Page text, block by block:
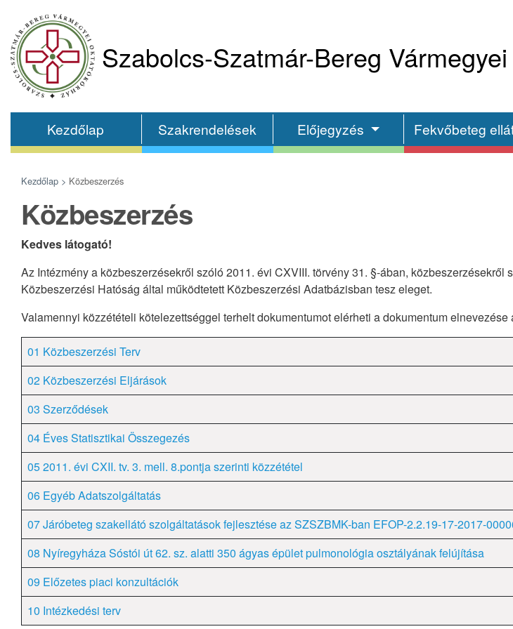
Szabolcs-Szatmár-Bereg
Kezdőlap Szakrendelések Előjegyzés Fekvőbeteg
Kezdőlap > Közbeszerzés
Közbeszerzés
Kedves látogató!
Az Intézmény a közbeszerzésekről szóló 2011. évi CXVIII. törvény 31. §-ában,
Közbeszerzési Hatóság által működtetett Közbeszerzési Adatbázisban tesz eleget.
Valamennyi közzétételi kötelezettséggel terhelt dokumentumot elérheti a dokumentum
01 Közbeszerzési Terv
02 Közbeszerzési Eljárások
03 Szerződések
04 Éves Statisztikai Összegezés
05 2011. évi CXII. tv. 3. mell. 8.pontja szerinti közzététel
06 Egyéb Adatszolgáltatás
07 Járóbeteg szakellátó szolgáltatások fejlesztése az SZSZBMK-ban EFOP-2.2.19-17-2017-
08 Nyíregyháza Sóstói út 62. sz. alatti 350 ágyas épület pulmonológia osztályának felújítása
09 Előzetes piaci konzultációk
10 Intézkedési terv